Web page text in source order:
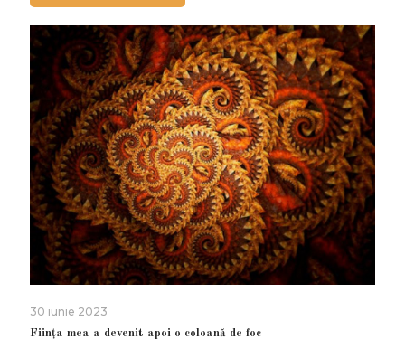
30 iunie 2023
Ființa mea a devenit apoi o coloană de foc